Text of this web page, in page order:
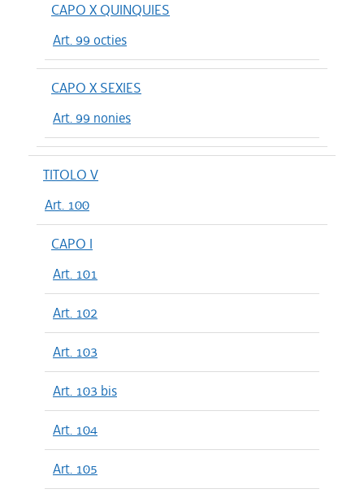
CAPO X QUINQUIES
Art. 99 octies
CAPO X SEXIES
Art. 99 nonies
TITOLO V
Art. 100
CAPO I
Art. 101
Art. 102
Art. 103
Art. 103 bis
Art. 104
Art. 105